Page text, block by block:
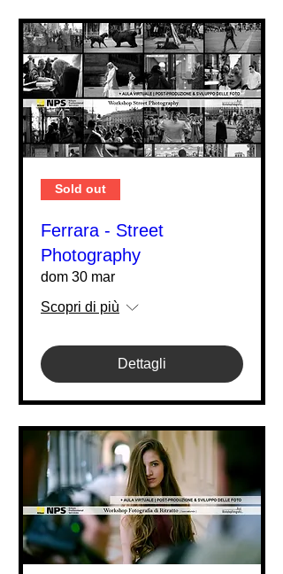
Sold out
Ferrara - Street
Photography
dom 30 mar
Scopri di più
Dettagli